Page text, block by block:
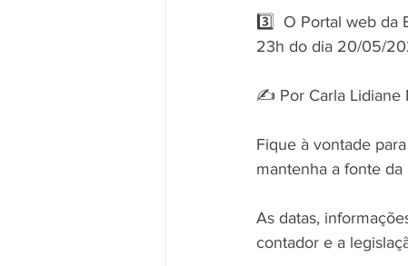
3️⃣  O Portal web da
23h do dia 20/05/
✍️ Por Carla Lidiane
Fique à vontade
mantenha a fonte da
As datas,
contador e a